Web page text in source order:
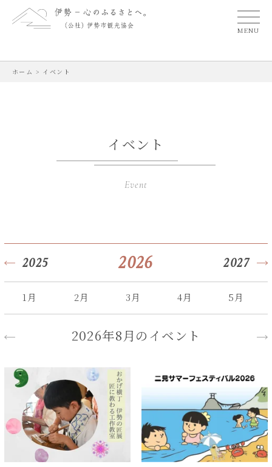
MENU
ホーム > イベント
イベント
Event
2025 2026 2027
1月 2月 3月 4月 5月
2026年8月のイベント